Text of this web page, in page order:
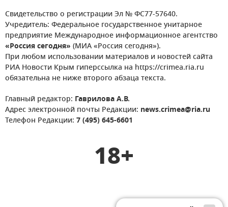
Свидетельство о регистрации Эл № ФС77-57640.
Учредитель: Федеральное государственное унитарное
предприятие Международное информационное агентство
«Россия сегодня» (МИА «Россия сегодня»).
При любом использовании материалов и новостей сайта
РИА Новости Крым гиперссылка на https://crimea.ria.ru
обязательна не ниже второго абзаца текста.
Главный редактор: Гаврилова А.В.
Адрес электронной почты Редакции: news.crimea@ria.ru
Телефон Редакции: 7 (495) 645-6601
18+